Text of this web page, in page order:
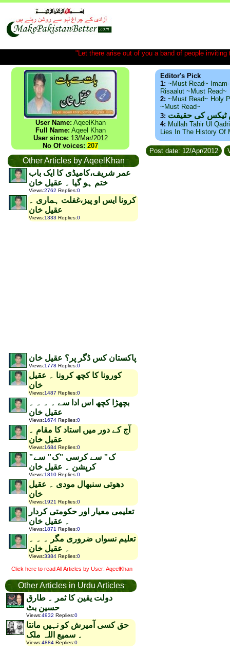
"Let there arise out of you a band of people
User Name: AqeelKhan
Full Name: Aqeel Khan
User since: 13/Mar/2012
No Of voices: 207
Other Articles by AqeelKhan
عمر شریف،کامیڈی کا ایک باب
ختم ہو گیا ۔ عقیل خان
Views:2762 Replies:0
کرونا ایس او پیز،غفلت ہماری ۔
عقیل خان
Views:1333 Replies:0
پاکستان کس ڈگر پر؟ عقیل خان
Views:1778 Replies:0
کورونا کا کچھ کرونا ۔ عقیل
خان
Views:1487 Replies:0
بچھڑا کچھ اس ادا سے ۔ ۔ ۔ ۔
عقیل خان
Views:1674 Replies:0
آج کے دور میں استاد کا مقام ۔
عقیل خان
Views:1684 Replies:0
"ک" سے کرسی "ک" سے
کرپشن ۔ عقیل خان
Views:1810 Replies:0
دھوتی سنبھال مودی ۔ عقیل
خان
Views:1921 Replies:0
تعلیمی معیار اور حکومتی کردار
۔ عقیل خان
Views:1871 Replies:0
تعلیم نسواں ضروری مگر ۔ ۔ ۔
۔ عقیل خان
Views:3384 Replies:0
Click here to read All Articles by User: AqeelKhan
Other Articles in Urdu Articles
دولت یقین کا ثمر ۔ طارق
حسین بٹ
Views:4932 Replies:0
حق کسی آمیرش کو نہیں مانتا
۔ سمیع اللہ ملک
Views:4884 Replies:0
Editor's Pick
1: ~Must Read~
Risaalut ~Must Read~
2: ~Must Read~ Holy
~Must Read~
3: ٹیکس کی حقیقت
4: Mullah Tahir Ul
Lies In The History Of
Post date: 12/Apr/2012